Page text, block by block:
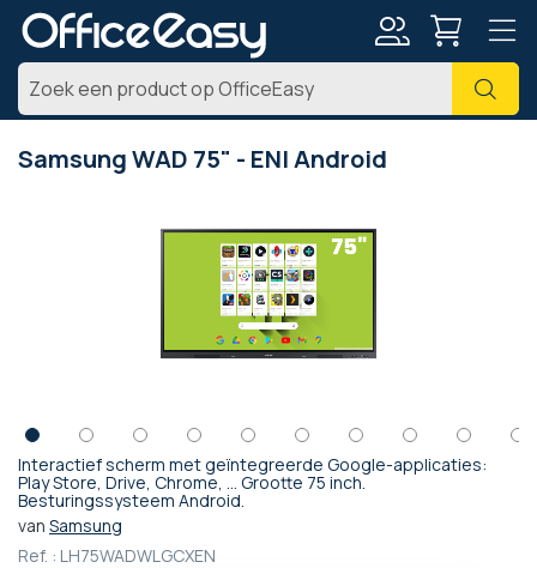
Zoek
Samsung WAD 75" - ENI Android
Interactief scherm met geïntegreerde Google-applicaties:
Play Store, Drive, Chrome, ... Grootte 75 inch.
Besturingssysteem Android.
van Samsung
Ref. : LH75WADWLGCXEN
Ga
naar
het
begin